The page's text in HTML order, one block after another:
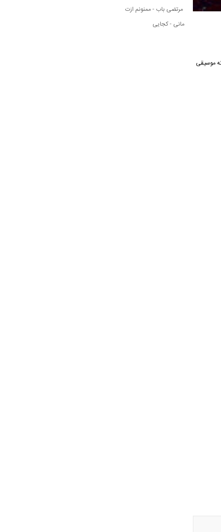
آهنگ از رسانه موسیقی
مرتضی باب - ممنونم ازت
مانی - کجایی